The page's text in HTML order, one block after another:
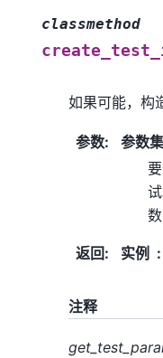
classmethod
如果可能，构
参数: 参数集
返回: 实例
注释